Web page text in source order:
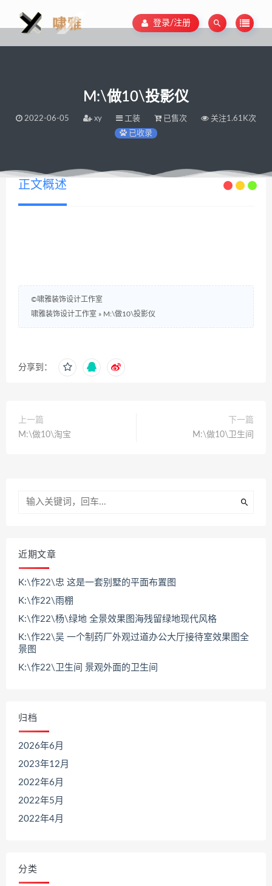
登录/注册
M:\做10\投影仪
2022-06-05 xy 工装 已售次
关注1.61K次
已收录
正文概述
©啸雅装饰设计工作室
啸雅装饰设计工作室 » M:\做10\投影仪
分享到：
上一篇
M:\做10\淘宝
下一篇
M:\做10\卫生间
近期文章
K:\作22\忠 这是一套别墅的平面布置图
K:\作22\雨棚
K:\作22\杨\绿地 全景效果图海残留绿地现代风格
K:\作22\吴 一个制药厂外观过道办公大厅接待室效果图全
景图
K:\作22\卫生间 景观外面的卫生间
归档
2026年6月
2023年12月
2022年6月
2022年5月
2022年4月
分类